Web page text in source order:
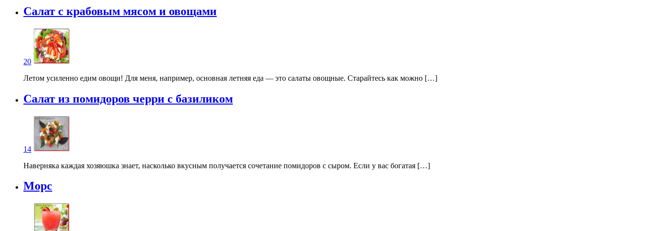
Салат с крабовым мясом и овощами
20
Летом усиленно едим овощи! Для меня, например, основная летняя еда — это салаты овощные. Старайтесь как можно […]
Салат из помидоров черри с базиликом
14
Наверняка каждая хозяюшка знает, насколько вкусным получается сочетание помидоров с сыром. Если у вас богатая […]
Морс